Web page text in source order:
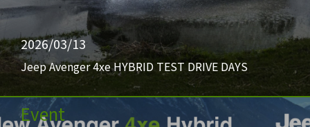
2026/03/13
Jeep Avenger 4xe HYBRID TEST DRIVE DAYS
Event